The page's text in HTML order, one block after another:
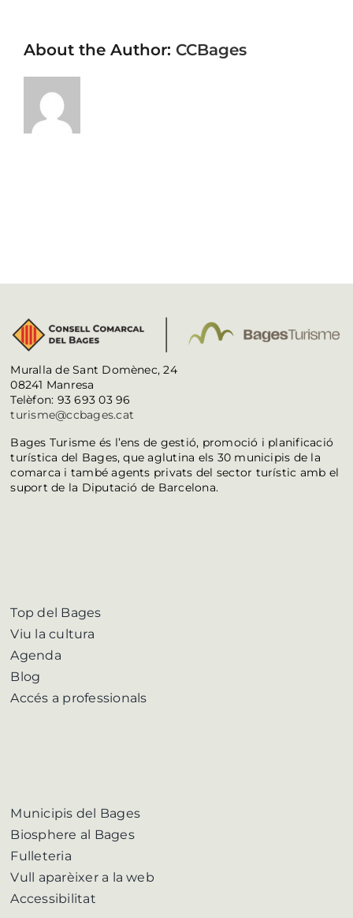
About the Author: CCBages
Muralla de Sant Domènec, 24
08241 Manresa
Telèfon: 93 693 03 96
turisme@ccbages.cat
Bages Turisme és l’ens de gestió, promoció i planificació
turística del Bages, que aglutina els 30 municipis de la
comarca i també agents privats del sector turístic amb el
suport de la Diputació de Barcelona.
Top del Bages
Viu la cultura
Agenda
Blog
Accés a professionals
Municipis del Bages
Biosphere al Bages
Fulleteria
Vull aparèixer a la web
Accessibilitat